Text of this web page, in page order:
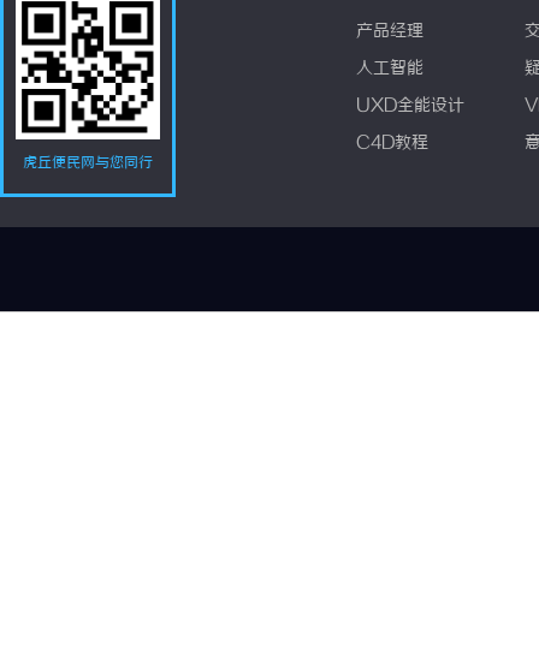
虎丘便民网与您同行
产品经理
人工智能
UXD全能设计
C4D教程